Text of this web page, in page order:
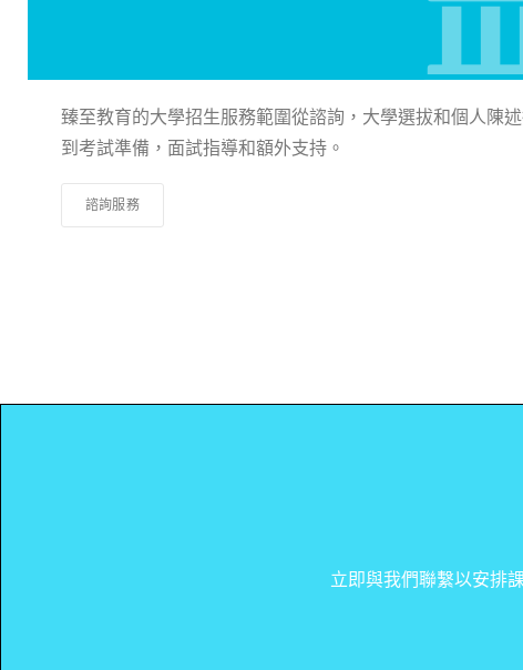
臻至教育的大學招生服務範圍從諮詢，大學選拔和個人陳
到考試準備，面試指導和額外支持。
諮詢服務
立即與我們聯繫以安排